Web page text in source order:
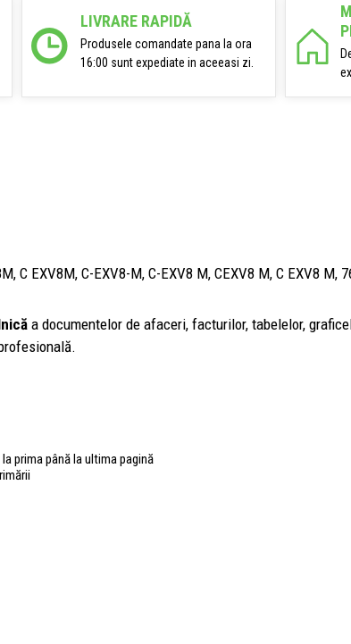
LIVRARE RAPIDĂ
Produsele comandate pana la ora
16:00 sunt expediate in aceeasi zi.
C EXV8M, C-EXV8-M, C-EXV8 M, CEXV8 M, C EXV8 M,
a documentelor de afaceri, facturilor, tabelelor,
prima până la ultima pagină